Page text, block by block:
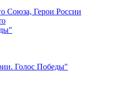
Союза, Герои России
Голос Победы"